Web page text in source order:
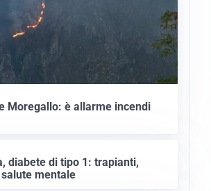
Moregallo: è allarme incendi
diabete di tipo 1: trapianti,
mentale